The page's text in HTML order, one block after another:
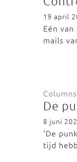
19 april
Eén
mails
Columns
De
8 juni
'De
tijd